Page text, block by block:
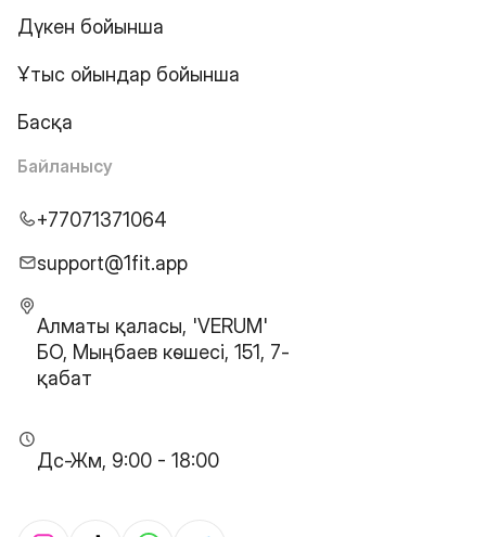
Дүкен бойынша
Ұтыс ойындар бойынша
Басқа
Байланысу
+77071371064
support@1fit.app
Алматы қаласы, 'VERUM'
БО, Мыңбаев көшесі, 151, 7-
қабат
Дс-Жм, 9:00 - 18:00